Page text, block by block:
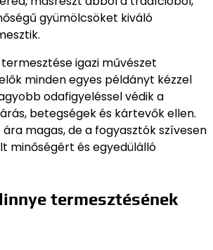
gyümölcsöket kiváló
igazi művészet
minden egyes példányt kézzel
odafigyeléssel védik a
betegségek és kártevők ellen.
magas, de a fogyasztók szívesen
minőségért és egyedülálló
termesztésének